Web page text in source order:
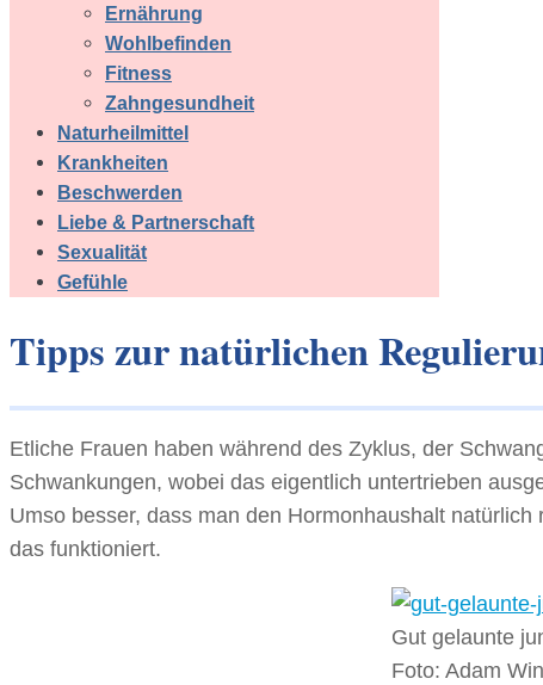
Ernährung
Wohlbefinden
Fitness
Zahngesundheit
Naturheilmittel
Krankheiten
Beschwerden
Liebe & Partnerschaft
Sexualität
Gefühle
Tipps zur natürlichen
Etliche Frauen haben während des Zyklus, der
Schwankungen, wobei das eigentlich untertrieben
Umso besser, dass man den Hormonhaushalt
das funktioniert.
Gut gelaunte
Foto: Adam